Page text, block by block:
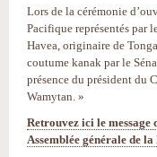
Lors de la cérémonie
Pacifique représentés par
Havea, originaire de
coutume kanak par le
présence du président du
Wamytan. »
Retrouvez ici le message
Assemblée générale de la